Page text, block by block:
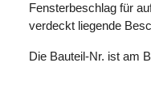
Fensterbeschlag für
verdeckt liegende
Die Bauteil-Nr. ist am